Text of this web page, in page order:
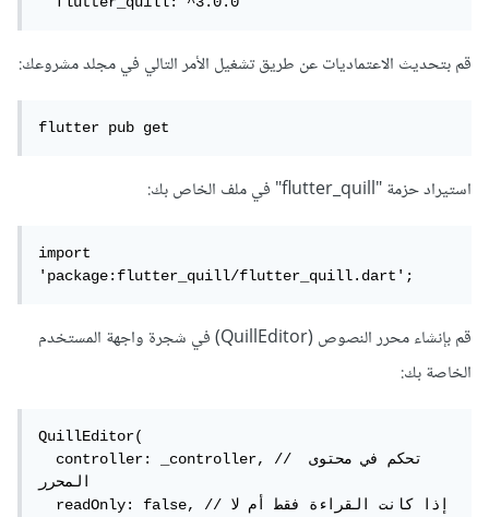
قم بتحديث الاعتماديات عن طريق تشغيل الأمر التالي في مجلد مشروعك:
flutter pub get
استيراد حزمة "flutter_quill" في ملف الخاص بك:
import
'package:flutter_quill/flutter_quill.dart';
قم بإنشاء محرر النصوص (QuillEditor) في شجرة واجهة المستخدم
الخاصة بك:
QuillEditor(
  controller: _controller, // تحكم في محتوى
المحرر
  readOnly: false, // إذا كانت القراءة فقط أم لا